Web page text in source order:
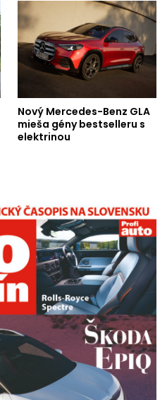
Nový Mercedes-Benz GLA
mieša gény bestselleru s
elektrinou